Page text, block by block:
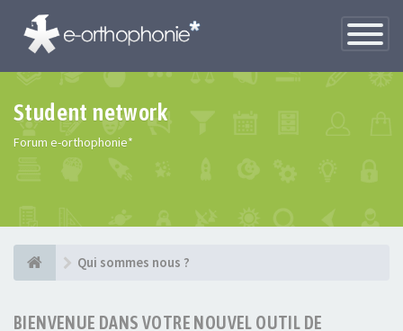
Toggle
Student network
Forum e-orthophonie*
Qui sommes nous ?
BIENVENUE DANS VOTRE NOUVEL OUTIL DE